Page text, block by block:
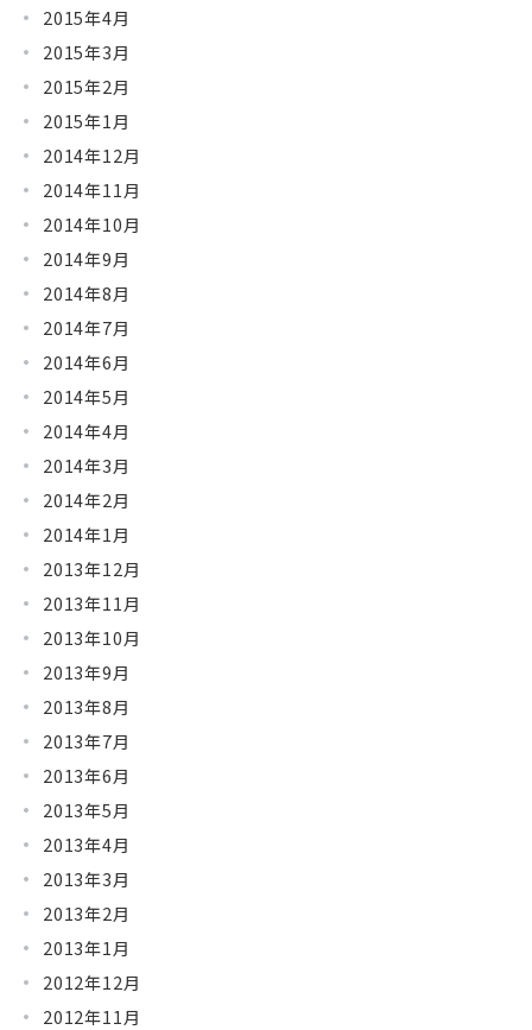
2015年4月
2015年3月
2015年2月
2015年1月
2014年12月
2014年11月
2014年10月
2014年9月
2014年8月
2014年7月
2014年6月
2014年5月
2014年4月
2014年3月
2014年2月
2014年1月
2013年12月
2013年11月
2013年10月
2013年9月
2013年8月
2013年7月
2013年6月
2013年5月
2013年4月
2013年3月
2013年2月
2013年1月
2012年12月
2012年11月